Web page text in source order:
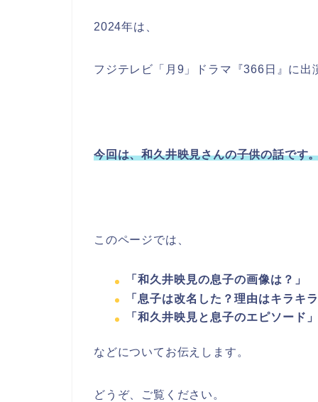
2024年は、
フジテレビ「月9」ドラマ『366日』に出
今回は、和久井映見さんの子供の話です
このページでは、
「和久井映見の息子の画像は？」
「息子は改名した？理由はキラキ
「和久井映見と息子のエピソード」
などについてお伝えします。
どうぞ、ご覧ください。